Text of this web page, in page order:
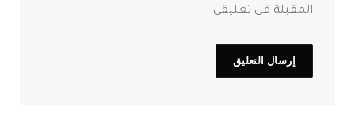
المقبلة في تعليقي.